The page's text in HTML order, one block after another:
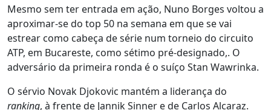
Mesmo sem ter entrada em ação, Nuno Borges voltou a
aproximar-se do top 50 na semana em que se vai
estrear como cabeça de série num torneio do circuito
ATP, em Bucareste, como sétimo pré-designado,. O
adversário da primeira ronda é o suíço Stan Wawrinka.
O sérvio Novak Djokovic mantém a liderança do
ranking, à frente de Jannik Sinner e de Carlos Alcaraz.